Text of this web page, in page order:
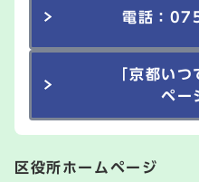
電話：
「京都い
ペー
区役所ホームページ